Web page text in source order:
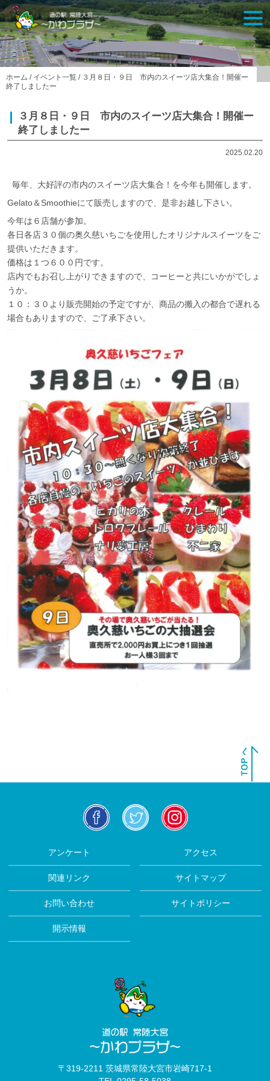
Skip
to
content
ホーム / イベント一覧 / ３月８日・９日 市内のスイーツ店大集合！開催ー
終了しましたー
３月８日・９日 市内のスイーツ店大集合！開催ー
終了しましたー
2025.02.20
毎年、大好評の市内のスイーツ店大集合！を今年も開催します。
Gelato＆Smoothieにて販売しますので、是非お越し下さい。
今年は６店舗が参加。
各日各店３０個の奥久慈いちごを使用したオリジナルスイーツをご
提供いただきます。
価格は１つ６００円です。
店内でもお召し上がりできますので、コーヒーと共にいかがでしょ
うか。
１０：３０より販売開始の予定ですが、商品の搬入の都合で遅れる
場合もありますので、ご了承下さい。
アンケート
アクセス
関連リンク サイトマップ
お問い合わせ サイトポリシー
開示情報
〒319-2211 茨城県常陸大宮市岩崎717-1